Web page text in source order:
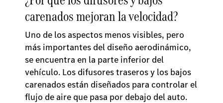
carenados mejoran la velocidad?
Uno de los aspectos menos visibles, pero
más importantes del diseño aerodinámico,
se encuentra en la parte inferior del
vehículo. Los difusores traseros y los bajos
carenados están diseñados para controlar el
flujo de aire que pasa por debajo del auto.